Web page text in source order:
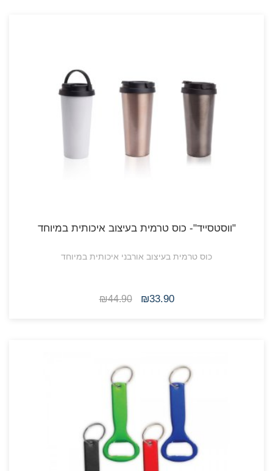
"ווסטסייד"- כוס טרמית בעיצוב איכותית במיוחד
כוס טרמית בעיצוב אורבני איכותית במיוחד
₪33.90
₪44.90